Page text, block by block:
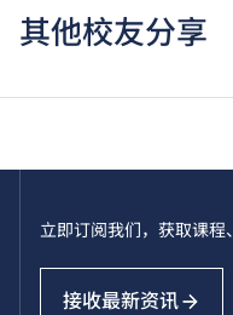
其他校友分享
立即订阅我们，获取课程
接收最新资讯